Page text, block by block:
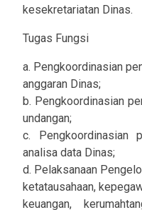
kesekretariatan Dinas.
Tugas Fungsi
a. Pengkoordinasian
anggaran Dinas;
b. Pengkoordinasian
undangan;
c. Pengkoordinasian
analisa data Dinas;
d. Pelaksanaan
ketatausahaan,
keuangan,